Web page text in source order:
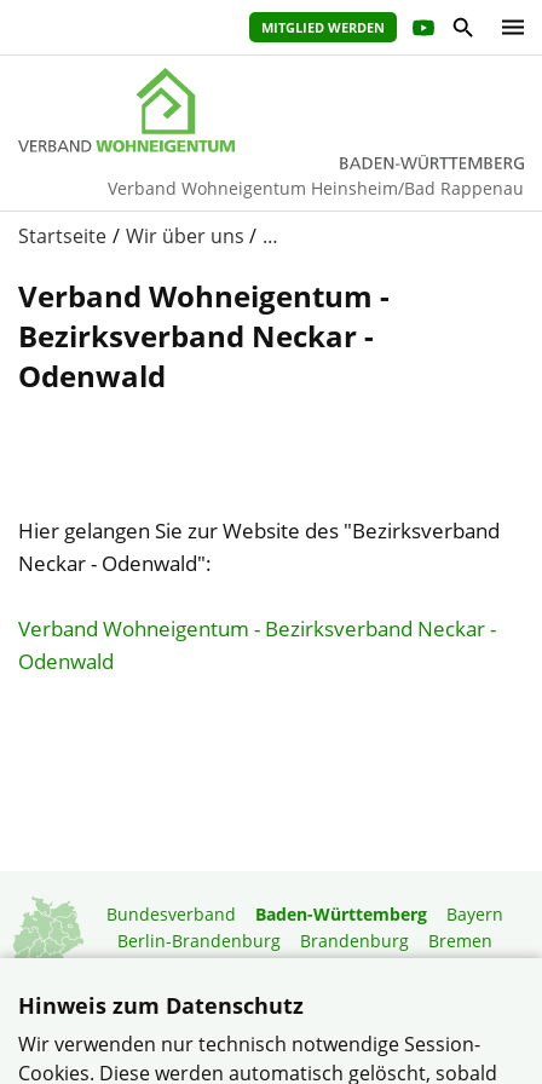
MITGLIED WERDEN
Verband Wohneigentum Heinsheim/Bad Rappenau
Startseite Wir über uns …
Verband Wohneigentum -
Bezirksverband Neckar -
Odenwald
Hier gelangen Sie zur Website des "Bezirksverband
Neckar - Odenwald":
Verband Wohneigentum - Bezirksverband Neckar -
Odenwald
Bundesverband Baden-Württemberg
Bayern
Berlin-Brandenburg
Brandenburg
Bremen
Niedersachsen
Rheinland-Pfalz
Saarland
Sachsen-Anhalt
Schleswig-Holstein
Thüringen
Hinweis zum Datenschutz
Wir verwenden nur technisch notwendige Session-
Cookies. Diese werden automatisch gelöscht, sobald